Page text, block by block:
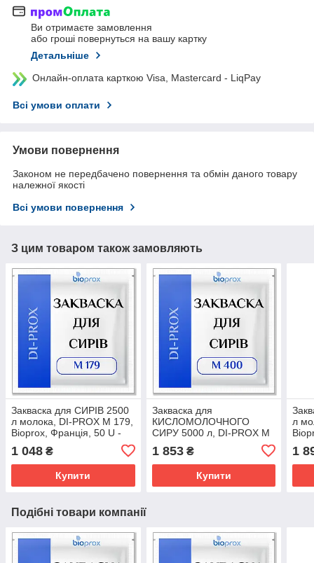
Ви отримаєте замовлення
або гроші повернуться на вашу картку
Детальніше
Онлайн-оплата карткою Visa, Mastercard - LiqPay
Всі умови оплати
Умови повернення
Законом не передбачено повернення та обмін даного товару
належної якості
Всі умови повернення
З цим товаром також замовляють
Закваска для CИРІВ 2500
л молока, DI-PROX M 179,
Bioprox, Франція, 50 U -
свіжі, кисломолочні, тверді
сири
1 048 ₴
Купити
Закваска для
КИСЛОМОЛОЧНОГО
СИРУ 5000 л, DI-PROX M
400, Bioprox, 100 U- м'які,
напівтверді, тверді і свіжі
сири
1 853₴
Купити
л
сири
1
Подібні товари компанії